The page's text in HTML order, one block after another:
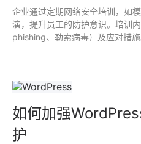
企业通过定期网络安全培训，如
演，提升员工的防护意识。培训
phishing、勒索病毒）及应对措
如何加强
护